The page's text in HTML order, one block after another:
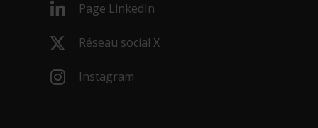
Page LinkedIn
Réseau social X
Instagram